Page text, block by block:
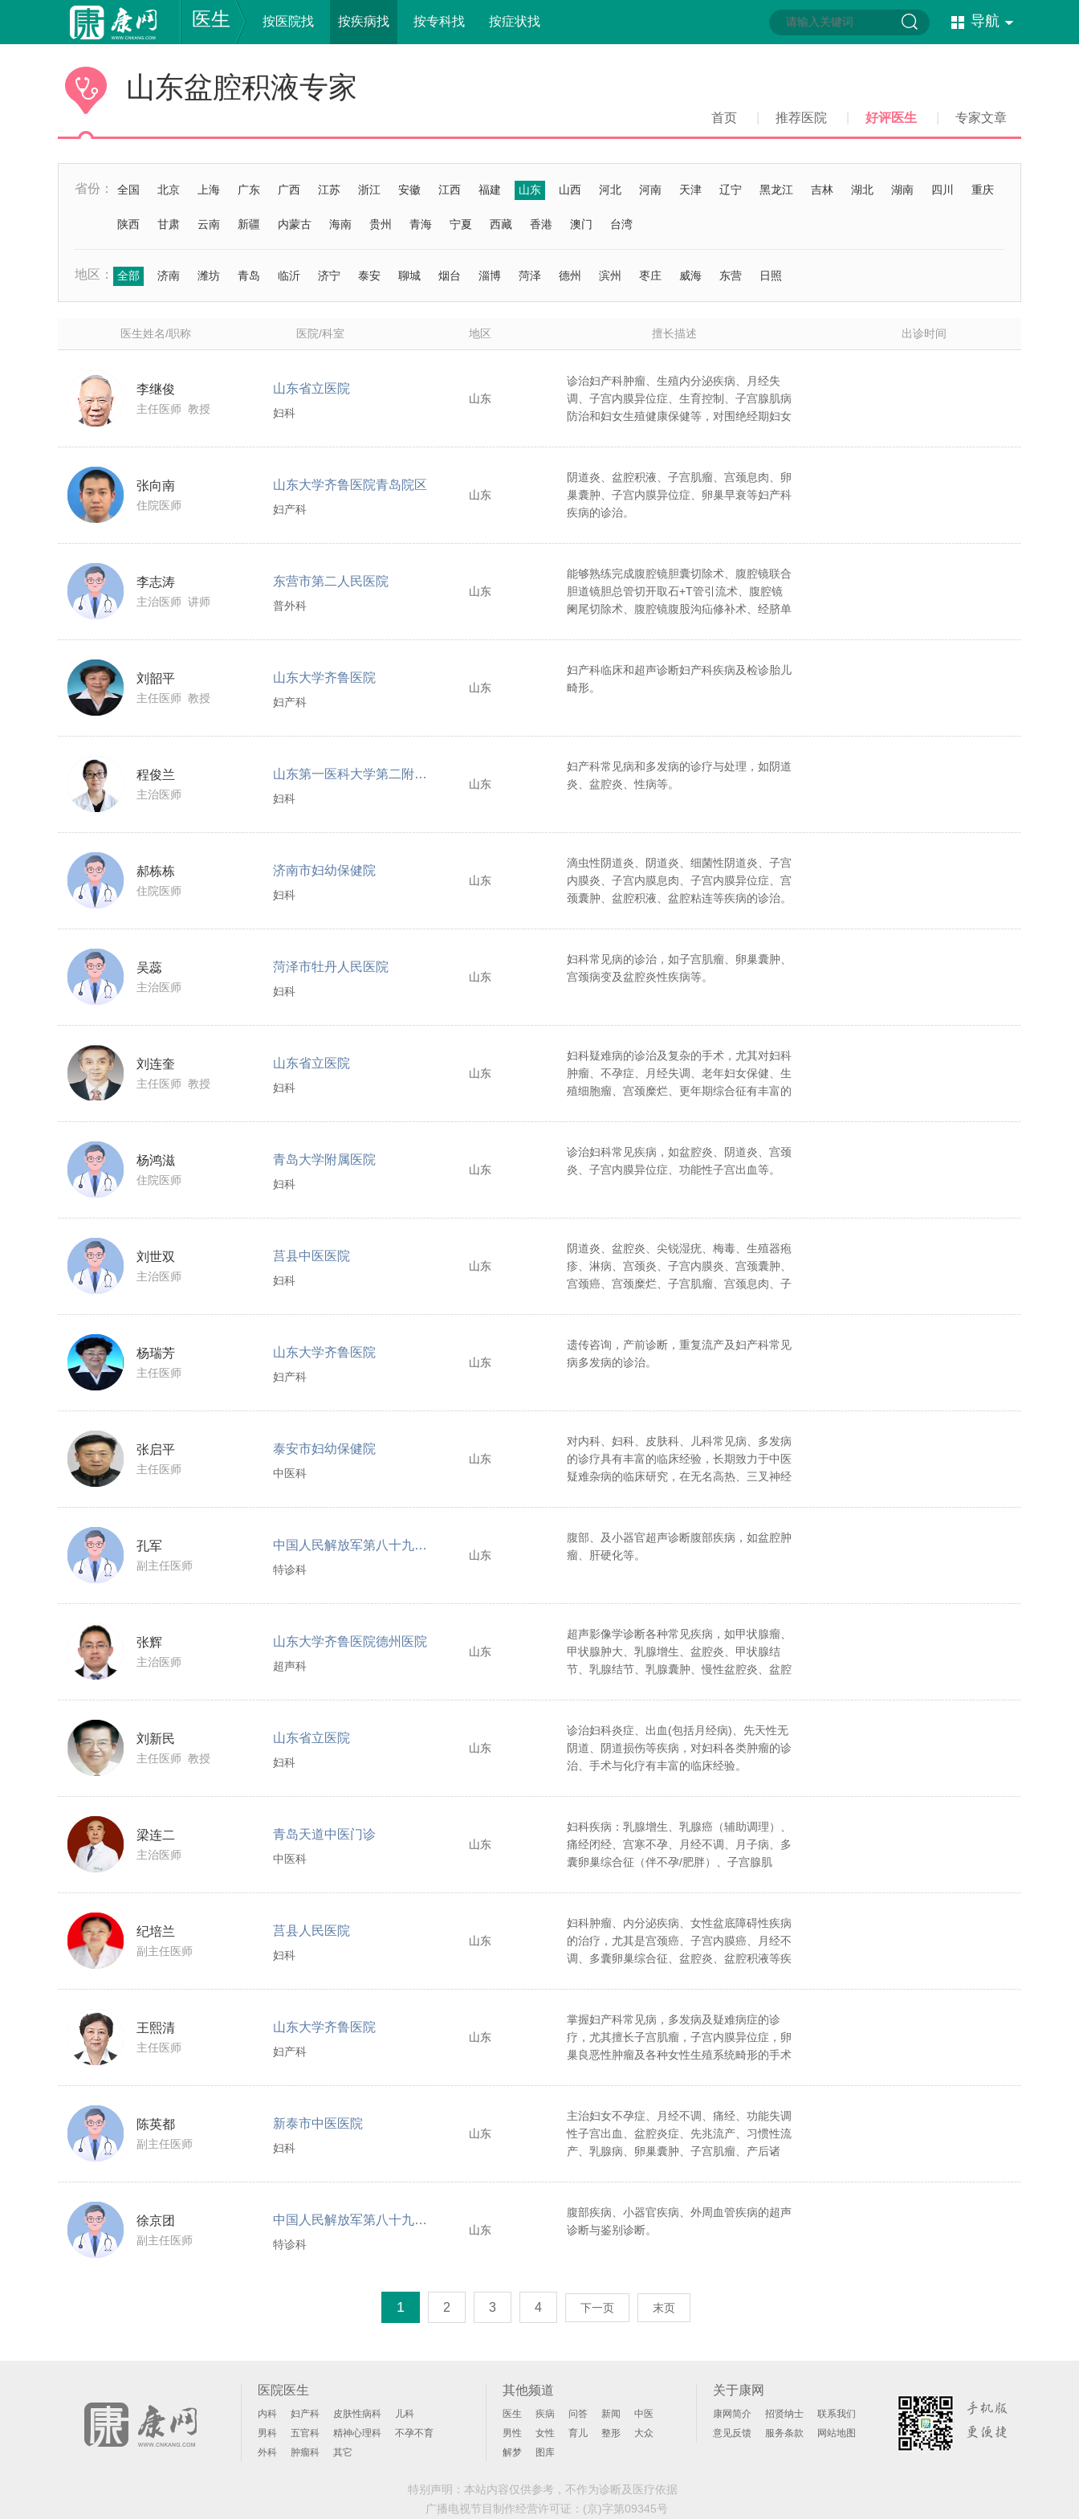
医生 按医院找 按疾病找 按专科找 按症状找 导航
山东盆腔积液专家
首页 推荐医院 好评医生 专家文章
省份： 全国 北京 上海 广东 广西 江苏 浙江 安徽 江西 福建 山东 山西 河北 河南 天津 辽宁 黑龙江 吉林 湖北 湖南 四川 重庆
陕西 甘肃 云南 新疆 内蒙古 海南 贵州 青海 宁夏 西藏 香港 澳门 台湾
地区： 全部 济南 潍坊 青岛 临沂 济宁 泰安 聊城 烟台 淄博 菏泽 德州 滨州 枣庄 威海 东营 日照
医生姓名/职称 医院/科室 地区 擅长描述 出诊时间
李继俊
主任医师 教授
山东省立医院
妇科
山东
诊治妇产科肿瘤、生殖内分泌疾病、月经失
调、子宫内膜异位症、生育控制、子宫腺肌病
防治和妇女生殖健康保健等，对围绝经期妇女
床经验。
张向南
住院医师
山东大学齐鲁医院青岛院区
妇产科
山东
阴道炎、盆腔积液、子宫肌瘤、宫颈息肉、卵
巢囊肿、子宫内膜异位症、卵巢早衰等妇产科
疾病的诊治。
李志涛
主治医师 讲师
东营市第二人民医院
普外科
山东
能够熟练完成腹腔镜胆囊切除术、腹腔镜联合
胆道镜胆总管切开取石+T管引流术、腹腔镜
阑尾切除术、腹腔镜腹股沟疝修补术、经脐单
查术、腹腔镜胃、十二指肠穿孔修补术及腹腔
镜胃肠手术等。超声介入手术1、一般部位的
经皮穿刺活检术；2、胸腔、腹腔、盆腔置管
引流术；3、各部位脓肿、囊肿穿刺引流术；
（PTCD/PTGBD）；8、经皮胃造瘘术；9、
经皮穿刺肿瘤物理消融术（射频/微波/激光/冷
刘韶平
主任医师 教授
山东大学齐鲁医院
妇产科
山东
妇产科临床和超声诊断妇产科疾病及检诊胎儿
畸形。
程俊兰
主治医师
山东第一医科大学第二附属医院
妇科
山东
妇产科常见病和多发病的诊疗与处理，如阴道
炎、盆腔炎、性病等。
郝栋栋
住院医师
济南市妇幼保健院
妇科
山东
滴虫性阴道炎、阴道炎、细菌性阴道炎、子宫
内膜炎、子宫内膜息肉、子宫内膜异位症、宫
颈囊肿、盆腔积液、盆腔粘连等疾病的诊治。
吴蕊
主治医师
菏泽市牡丹人民医院
妇科
山东
妇科常见病的诊治，如子宫肌瘤、卵巢囊肿、
宫颈病变及盆腔炎性疾病等。
刘连奎
主任医师 教授
山东省立医院
妇科
山东
妇科疑难病的诊治及复杂的手术，尤其对妇科
肿瘤、不孕症、月经失调、老年妇女保健、生
殖细胞瘤、宫颈糜烂、更年期综合征有丰富的
杨鸿滋
住院医师
青岛大学附属医院
妇科
山东
诊治妇科常见疾病，如盆腔炎、阴道炎、宫颈
炎、子宫内膜异位症、功能性子宫出血等。
刘世双
主治医师
莒县中医医院
妇科
山东
阴道炎、盆腔炎、尖锐湿疣、梅毒、生殖器疱
疹、淋病、宫颈炎、子宫内膜炎、宫颈囊肿、
宫颈癌、宫颈糜烂、子宫肌瘤、宫颈息肉、子
征、卵巢肿瘤、不孕、过期妊娠、妊娠期糖尿
病、妊娠期心脏病、妊娠合并甲亢、妊娠合并
肺结核，妊娠呕吐、妊娠高血压、流产、难
产、早产、胎位不正、胎盘前置、胎盘植入、
杨瑞芳
主任医师
山东大学齐鲁医院
妇产科
山东
遗传咨询，产前诊断，重复流产及妇产科常见
病多发病的诊治。
张启平
主任医师
泰安市妇幼保健院
中医科
山东
对内科、妇科、皮肤科、儿科常见病、多发病
的诊疗具有丰富的临床经验，长期致力于中医
疑难杂病的临床研究，在无名高热、三叉神经
溃疡的治疗上具有独到之处。在中医外治方
面，针对妇科慢性炎症、盆腔炎、盆腔积液、
腰椎间盘突出、颈椎病、膝关节腔积液等内服
药不显著者，依据病人体质，辨证处方，外敷
孔军
副主任医师
中国人民解放军第八十九医院
特诊科
山东
腹部、及小器官超声诊断腹部疾病，如盆腔肿
瘤、肝硬化等。
张辉
主治医师
山东大学齐鲁医院德州医院
超声科
山东
超声影像学诊断各种常见疾病，如甲状腺瘤、
甲状腺肿大、乳腺增生、盆腔炎、甲状腺结
节、乳腺结节、乳腺囊肿、慢性盆腔炎、盆腔
刘新民
主任医师 教授
山东省立医院
妇科
山东
诊治妇科炎症、出血(包括月经病)、先天性无
阴道、阴道损伤等疾病，对妇科各类肿瘤的诊
治、手术与化疗有丰富的临床经验。
梁连二
主治医师
青岛天道中医门诊
中医科
山东
妇科疾病：乳腺增生、乳腺癌（辅助调理）、
痛经闭经、宫寒不孕、月经不调、月子病、多
囊卵巢综合征（伴不孕/肥胖）、子宫腺肌
注重从调理气血、平衡脏腑入手，结合外治疗
法改善妇科病症。疼痛与神经类疾病：擅长诊
疗带状疱疹及后遗神经痛、三叉神经痛、颈椎
病、肩周炎、腰椎间盘突出/滑脱、膝关节退
行性病变、半月板撕裂、强直性脊柱炎、崴脚
疼痛、改善神经功能。脏腑与代谢类疾病：外
治胃炎（含浅表性、糜烂性、萎缩性，伴烧心
反酸）、肺磨玻璃结节、便秘便溏、高血压/
虑抑郁、帕金森、特发性震颤等，兼顾脏腑功
能调理与代谢平衡改善。皮肤腠理疾患：风寒
湿邪郁闭肌肤所致之慢性湿疹、皮肤瘙痒等。
眠嗜睡、焦虑抑郁、毛囊炎、鼻炎、面瘫面肌
案，为患者提供针对性诊疗。
纪培兰
副主任医师
莒县人民医院
妇科
山东
妇科肿瘤、内分泌疾病、女性盆底障碍性疾病
的治疗，尤其是宫颈癌、子宫内膜癌、月经不
调、多囊卵巢综合征、盆腔炎、盆腔积液等疾
王熙清
主任医师
山东大学齐鲁医院
妇产科
山东
掌握妇产科常见病，多发病及疑难病症的诊
疗，尤其擅长子宫肌瘤，子宫内膜异位症，卵
巢良恶性肿瘤及各种女性生殖系统畸形的手术
陈英都
副主任医师
新泰市中医医院
妇科
山东
主治妇女不孕症、月经不调、痛经、功能失调
性子宫出血、盆腔炎症、先兆流产、习惯性流
产、乳腺病、卵巢囊肿、子宫肌瘤、产后诸
科疾病的治疗亦有颇深的造诣。
徐京团
副主任医师
中国人民解放军第八十九医院
特诊科
山东
腹部疾病、小器官疾病、外周血管疾病的超声
诊断与鉴别诊断。
1 2 3 4 下一页 末页
医院医生
内科 妇产科 皮肤性病科
儿科
男科
五官科 精神心理科
不孕不育
外科
肿瘤科 其它
其他频道
医生 疾病 问答 新闻
中医
男性
女性 育儿 整形
大众
解梦
图库
关于康网
康网简介 招贤纳士
联系我们
意见反馈
服务条款 网站地图
特别声明：本站内容仅供参考，不作为诊断及医疗依据
广播电视节目制作经营许可证： (京)字第09345号